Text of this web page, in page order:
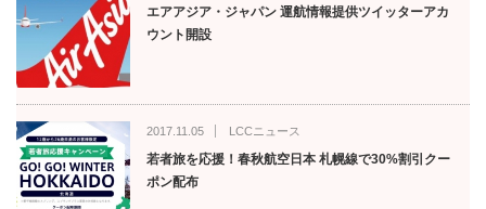
エアアジア・ジャパン 運航情報提供ツイッターアカ
ウント開設
2017.11.05 LCCニュース
若者旅を応援！春秋航空日本 札幌線で30%割引クー
ポン配布